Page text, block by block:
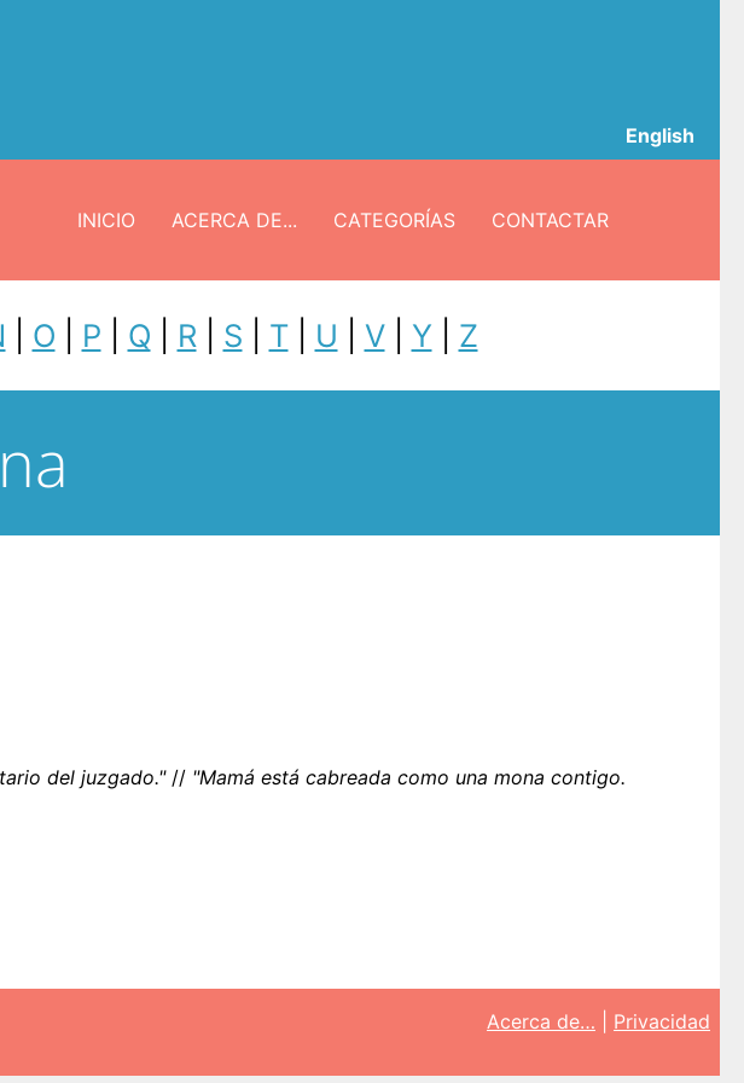
English
INICIO ACERCA DE... CATEGORÍAS CONTACTAR
O P Q R S T| U V| Y Z
del juzgado."// "Mamá está cabreada como una mona contigo.
Acerca de… Privacidad